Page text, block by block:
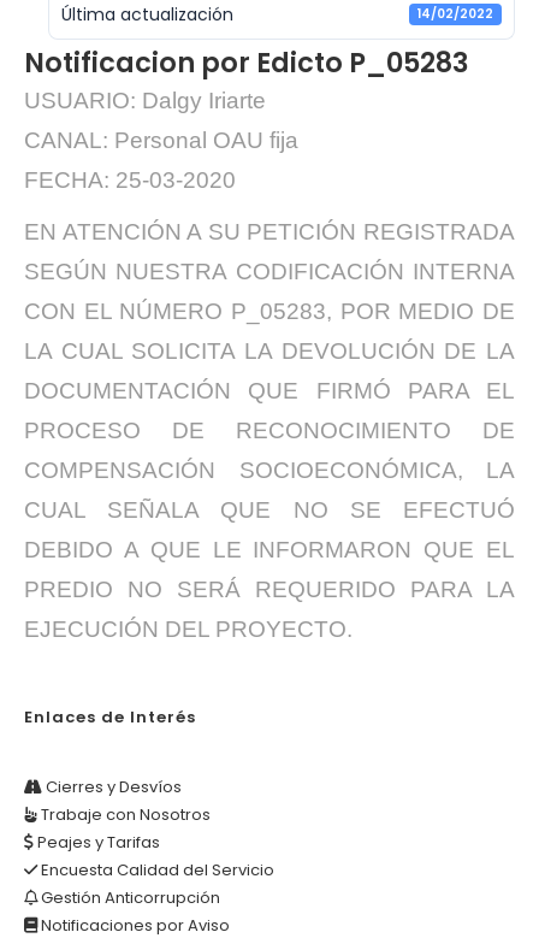
Última actualización 14/02/2022
Notificacion por Edicto P_05283
USUARIO: Dalgy Iriarte
CANAL: Personal OAU fija
FECHA: 25-03-2020
EN ATENCIÓN A SU PETICIÓN REGISTRADA
SEGÚN NUESTRA CODIFICACIÓN INTERNA
CON EL NÚMERO P_05283, POR MEDIO DE
LA CUAL SOLICITA LA DEVOLUCIÓN DE LA
DOCUMENTACIÓN QUE FIRMÓ PARA EL
PROCESO DE RECONOCIMIENTO DE
COMPENSACIÓN SOCIOECONÓMICA, LA
CUAL SEÑALA QUE NO SE EFECTUÓ
DEBIDO A QUE LE INFORMARON QUE EL
PREDIO NO SERÁ REQUERIDO PARA LA
EJECUCIÓN DEL PROYECTO.
Enlaces de Interés
Cierres y Desvíos
Trabaje con Nosotros
Peajes y Tarifas
Encuesta Calidad del Servicio
Gestión Anticorrupción
Notificaciones por Aviso